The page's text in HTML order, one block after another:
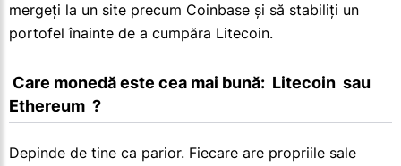
mergeți la un site precum Coinbase și să stabiliți un
portofel înainte de a cumpăra Litecoin.
Ethereum  ?
Depinde de tine ca parior. Fiecare are propriile sale